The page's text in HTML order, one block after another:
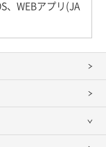
、WEBアプリ(JA